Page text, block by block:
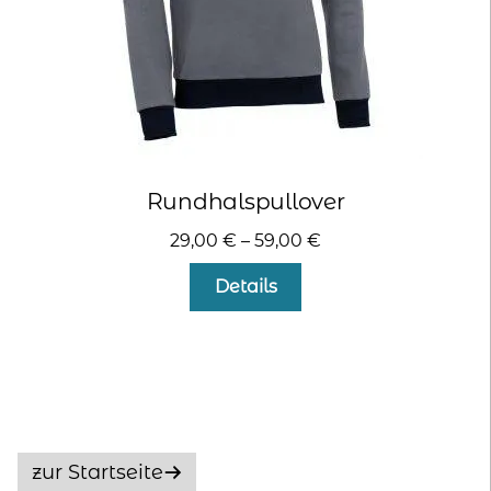
gewählt
werden
Rundhalspullover
29,00 € – 59,00 €
Details
zur Startseite